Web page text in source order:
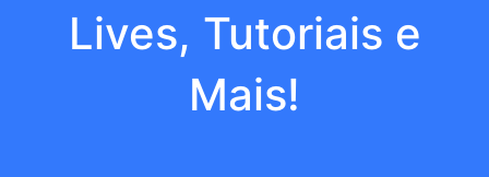
Lives, Tutoriais e
Mais!